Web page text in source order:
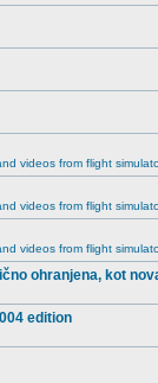
videos from flight
videos from flight
videos from flight
ohranjena, kot
edition